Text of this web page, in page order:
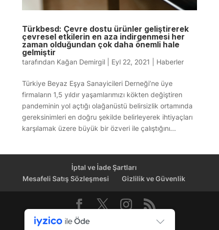
Türkbesd: Çevre dostu ürünler geliştirerek
çevresel etkilerin en aza indirgenmesi her
zaman olduğundan çok daha önemli hale
gelmiştir
tarafından Kağan Demirgil| Eyl 22, 2021 Haberler
Türkiye Beyaz Eşya Sanayicileri Derneği’ne üye
firmaların 1,5 yıldır yaşamlarımızı kökten değiştiren
pandeminin yol açtığı olağanüstü belirsizlik ortamında
gereksinimleri en doğru şekilde belirleyerek ihtiyaçları
karşılamak üzere büyük bir özveri ile çalıştığını...
İptal ve İade Şartları
Mesafeli Satış Sözleşmesi
Gizlilik ve Güvenlik
Dağıtım Kanalı © 2026